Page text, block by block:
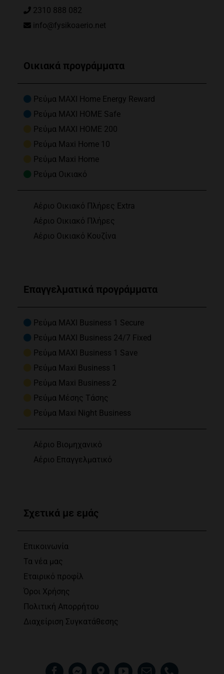
2310 888 082
info@fysikoaerio.net
Οικιακά προγράμματα
Ρεύμα MAXI Home Energy Reward
Ρεύμα MAXI HOME Safe
Ρεύμα MAXI HOME 200
Ρεύμα Maxi Home 10
Ρεύμα Maxi Home
Ρεύμα Οικιακό
Αέριο Οικιακό Πλήρες Extra
Αέριο Οικιακό Πλήρες
Αέριο Οικιακό Κουζίνα
Επαγγελματικά προγράμματα
Ρεύμα MAXI Business 1 Secure
Ρεύμα MAXI Business 24/7 Fixed
Ρεύμα MAXI Business 1 Save
Ρεύμα Maxi Business 1
Ρεύμα Maxi Business 2
Ρεύμα Μέσης Τάσης
Ρεύμα Maxi Night Business
Αέριο Βιομηχανικό
Αέριο Επαγγελματικό
Σχετικά με εμάς
Επικοινωνία
Τα νέα μας
Εταιρικό προφίλ
Όροι Χρήσης
Πολιτική Απορρήτου
Διαχείριση Συγκατάθεσης